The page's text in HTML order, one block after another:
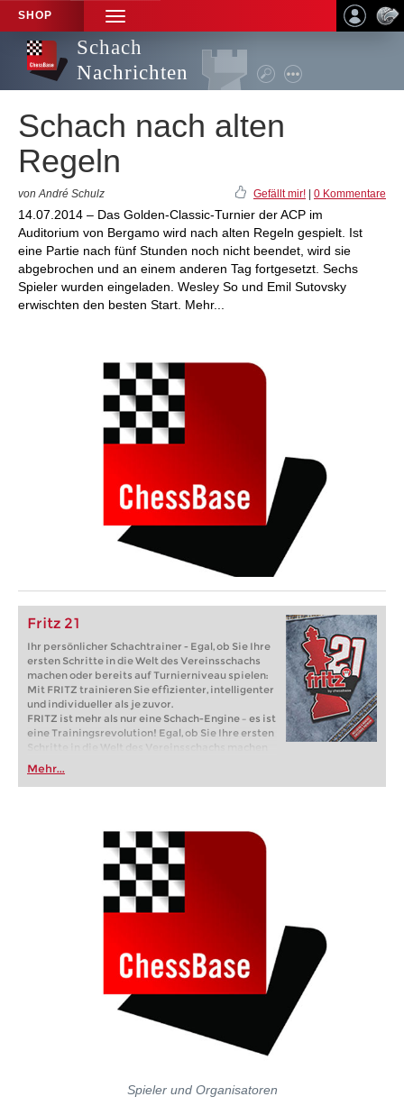
SHOP
TOGGLE
NAVIGATION
Schach
Nachrichten
Schach nach alten
Regeln
von André Schulz Gefällt mir! 0 Kommentare
14.07.2014 – Das Golden-Classic-Turnier der ACP im
Auditorium von Bergamo wird nach alten Regeln gespielt. Ist
eine Partie nach fünf Stunden noch nicht beendet, wird sie
abgebrochen und an einem anderen Tag fortgesetzt. Sechs
Spieler wurden eingeladen. Wesley So und Emil Sutovsky
erwischten den besten Start. Mehr...
Fritz 21
Ihr persönlicher Schachtrainer - Egal, ob Sie Ihre
ersten Schritte in die Welt des Vereinsschachs
machen oder bereits auf Turnierniveau spielen:
Mit FRITZ trainieren Sie effizienter, intelligenter
und individueller als je zuvor.
FRITZ ist mehr als nur eine Schach-Engine – es ist
eine Trainingsrevolution! Egal, ob Sie Ihre ersten
Schritte in die Welt des Vereinsschachs machen
oder bereits auf Turnierniveau spielen: Mit
FRITZ trainieren Sie effizienter, intelligenter und
individueller als je zuvor.
Mehr...
Spieler und Organisatoren